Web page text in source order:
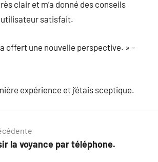
clair et m’a donné des conseils
utilisateur satisfait.
offert une nouvelle perspective. » –
expérience et j’étais sceptique.
la voyance par téléphone.